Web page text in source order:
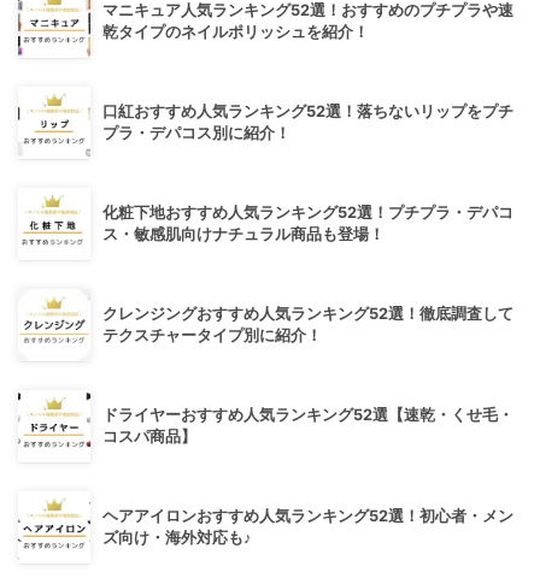
マニキュア人気ランキング52選！おすすめのプチプラや速
乾タイプのネイルポリッシュを紹介！
口紅おすすめ人気ランキング52選！落ちないリップをプチ
プラ・デパコス別に紹介！
化粧下地おすすめ人気ランキング52選！プチプラ・デパコ
ス・敏感肌向けナチュラル商品も登場！
クレンジングおすすめ人気ランキング52選！徹底調査して
テクスチャータイプ別に紹介！
ドライヤーおすすめ人気ランキング52選【速乾・くせ毛・
コスパ商品】
ヘアアイロンおすすめ人気ランキング52選！初心者・メン
ズ向け・海外対応も♪